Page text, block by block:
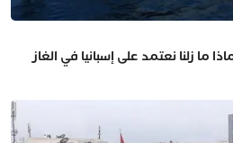
ما زلنا نعتمد على إسبانيا في الغاز